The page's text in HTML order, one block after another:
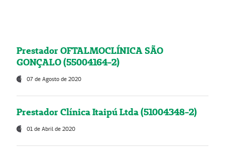
Prestador OFTALMOCLÍNICA SÃO
GONÇALO (55004164-2)
07 de Agosto de 2020
Prestador Clínica Itaipú Ltda (51004348-2)
01 de Abril de 2020